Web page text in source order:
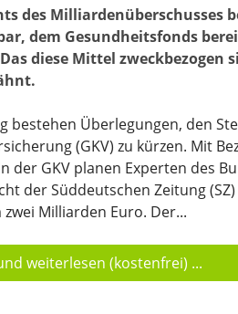
des Milliardenüberschusses
dem Gesundheitsfonds
diese Mittel zweckbezogen
bestehen Überlegungen, den
(GKV) zu kürzen. Mit
der GKV planen Experten des
der Süddeutschen Zeitung
Milliarden Euro. Der...
weiterlesen (kostenfrei) ...